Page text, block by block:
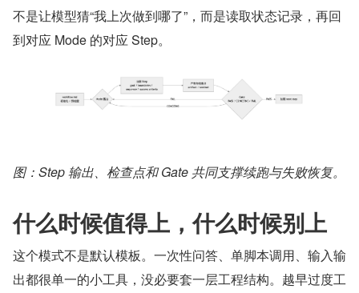
不是让模型猜“我上次做到哪了”，而是读取状态记录，再回
到对应 Mode 的对应 Step。
图：Step 输出、检查点和 Gate 共同支撑续跑与失败恢复。
什么时候值得上，什么时候别上
这个模式不是默认模板。一次性问答、单脚本调用、输入输
出都很单一的小工具，没必要套一层工程结构。越早过度工